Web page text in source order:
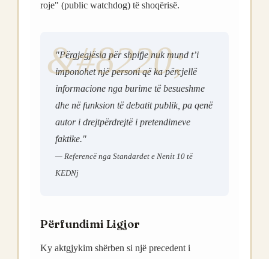
roje" (public watchdog) të shoqërisë.
"Përgjegjësia për shpifje nuk mund t’i
imponohet një personi që ka përcjellë
informacione nga burime të besueshme
dhe në funksion të debatit publik, pa qenë
autor i drejtpërdrejtë i pretendimeve
faktike."
— Referencë nga Standardet e Nenit 10 të
KEDNj
Përfundimi Ligjor
Ky aktgjykim shërben si një precedent i